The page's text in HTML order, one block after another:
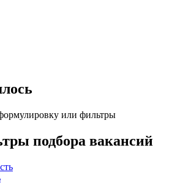
или фильтры
подбора вакансий